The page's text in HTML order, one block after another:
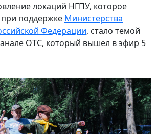
локаций НГПУ, которое
поддержке Министерства
Федерации, стало темой
ОТС, который вышел в эфир 5